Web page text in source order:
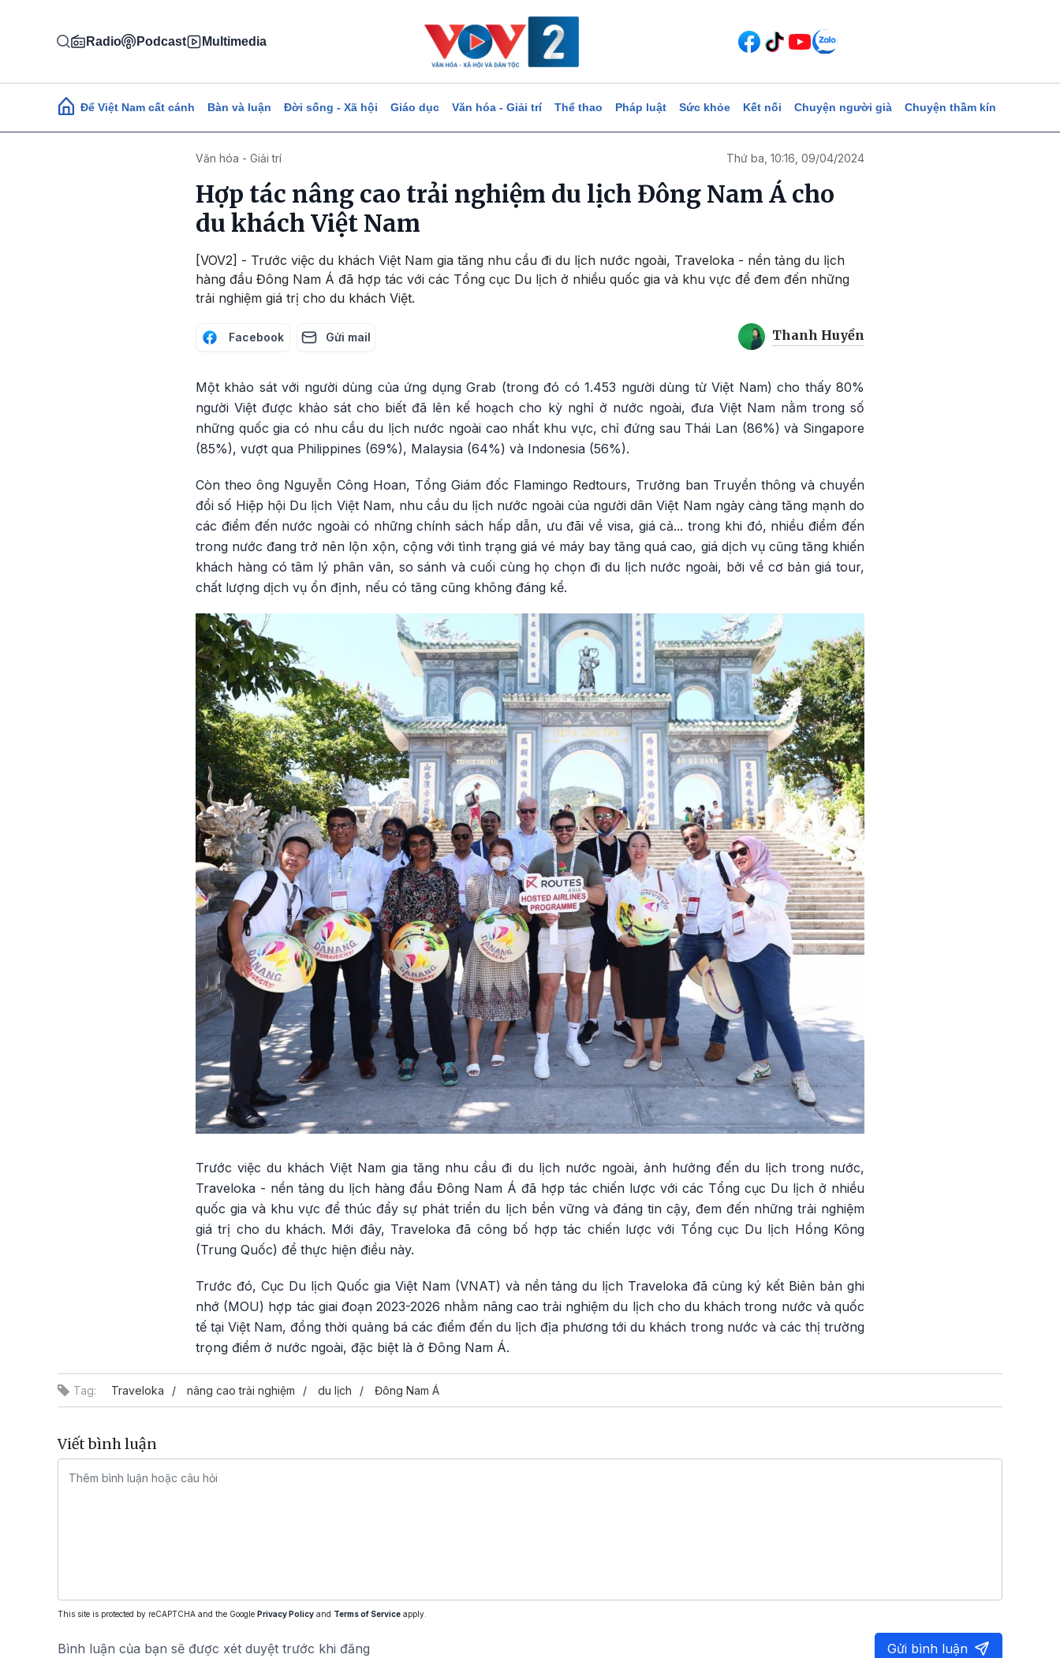
Radio Podcast Multimedia
Main navigation
Để Việt Nam cất cánh Bàn và luận Đời sống - Xã hội Giáo dục Văn hóa - Giải trí Thể thao Pháp luật Sức khỏe Kết nối Chuyện người già Chuyện thầm kín
Văn hóa - Giải trí Thứ ba, 10:16, 09/04/2024
Hợp tác nâng cao trải nghiệm du lịch Đông Nam Á cho
du khách Việt Nam
[VOV2] - Trước việc du khách Việt Nam gia tăng nhu cầu đi du lịch nước ngoài, Traveloka - nền tảng du lịch
hàng đầu Đông Nam Á đã hợp tác với các Tổng cục Du lịch ở nhiều quốc gia và khu vực để đem đến những
trải nghiệm giá trị cho du khách Việt.
Facebook Gửi mail Thanh Huyền
Một khảo sát với người dùng của ứng dụng Grab (trong đó có 1.453 người dùng từ Việt Nam) cho thấy 80%
người Việt được khảo sát cho biết đã lên kế hoạch cho kỳ nghỉ ở nước ngoài, đưa Việt Nam nằm trong số
những quốc gia có nhu cầu du lịch nước ngoài cao nhất khu vực, chỉ đứng sau Thái Lan (86%) và Singapore
(85%), vượt qua Philippines (69%), Malaysia (64%) và Indonesia (56%).
Còn theo ông Nguyễn Công Hoan, Tổng Giám đốc Flamingo Redtours, Trưởng ban Truyền thông và chuyển
đổi số Hiệp hội Du lịch Việt Nam, nhu cầu du lịch nước ngoài của người dân Việt Nam ngày càng tăng mạnh do
các điểm đến nước ngoài có những chính sách hấp dẫn, ưu đãi về visa, giá cả... trong khi đó, nhiều điểm đến
trong nước đang trở nên lộn xộn, cộng với tình trạng giá vé máy bay tăng quá cao, giá dịch vụ cũng tăng khiến
khách hàng có tâm lý phân vân, so sánh và cuối cùng họ chọn đi du lịch nước ngoài, bởi về cơ bản giá tour,
chất lượng dịch vụ ổn định, nếu có tăng cũng không đáng kể.
Trước việc du khách Việt Nam gia tăng nhu cầu đi du lịch nước ngoài, ảnh hưởng đến du lịch trong nước,
Traveloka - nền tảng du lịch hàng đầu Đông Nam Á đã hợp tác chiến lược với các Tổng cục Du lịch ở nhiều
quốc gia và khu vực để thúc đẩy sự phát triển du lịch bền vững và đáng tin cậy, đem đến những trải nghiệm
giá trị cho du khách. Mới đây, Traveloka đã công bố hợp tác chiến lược với Tổng cục Du lịch Hồng Kông
(Trung Quốc) để thực hiện điều này.
Trước đó, Cục Du lịch Quốc gia Việt Nam (VNAT) và nền tảng du lịch Traveloka đã cùng ký kết Biên bản ghi
nhớ (MOU) hợp tác giai đoạn 2023-2026 nhằm nâng cao trải nghiệm du lịch cho du khách trong nước và quốc
tế tại Việt Nam, đồng thời quảng bá các điểm đến du lịch địa phương tới du khách trong nước và các thị trường
trọng điểm ở nước ngoài, đặc biệt là ở Đông Nam Á.
Tag: Traveloka nâng cao trải nghiệm du lịch Đông Nam Á
Viết bình luận
This site is protected by reCAPTCHA and the Google Privacy Policy and Terms of Service apply.
Bình luận của bạn sẽ được xét duyệt trước khi đăng Gửi bình luận